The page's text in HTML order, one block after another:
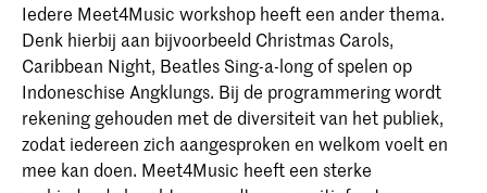
Iedere Meet4Music workshop heeft een ander thema.
Denk hierbij aan bijvoorbeeld Christmas Carols,
Caribbean Night, Beatles Sing-a-long of spelen op
Indoneschise Angklungs. Bij de programmering wordt
rekening gehouden met de diversiteit van het publiek,
zodat iedereen zich aangesproken en welkom voelt en
mee kan doen. Meet4Music heeft een sterke